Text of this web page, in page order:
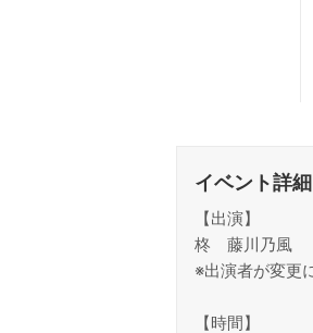
イベント詳細
【出演】
柊 藤川乃風
※出演者が変更
【時間】